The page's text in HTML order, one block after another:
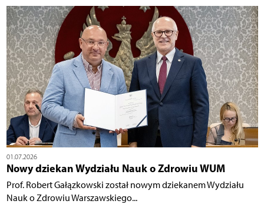
01.07.2026
Nowy dziekan Wydziału Nauk o Zdrowiu WUM
Prof. Robert Gałązkowski został nowym dziekanem Wydziału
Nauk o Zdrowiu Warszawskiego...